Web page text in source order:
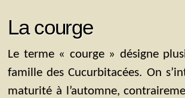
La courge
Le terme « courge » désigne
famille des Cucurbitacées. On
maturité à l’automne,